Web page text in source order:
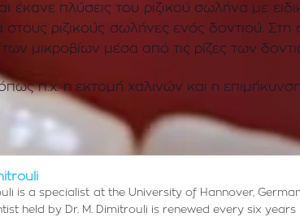
έκανε πλύσεις του ριζικού σωλήνα με
στους ριζικούς σωλήνες ενός δοντιού.
μικροβίων μέσα από τις ρίζες των
π.χ. η εκτομή χαλινών και η
is a specialist at the University of Hannover,
held by Dr. M. Dimitrouli is renewed every six